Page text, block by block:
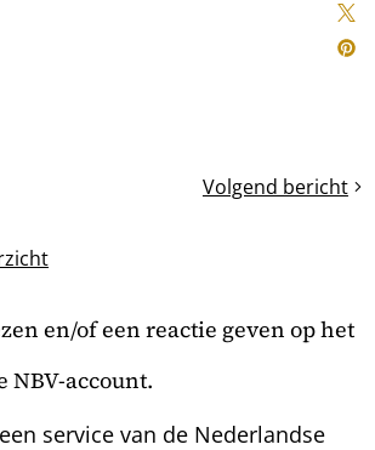
X
Volgend bericht
Controle
en/of een reactie geven op het
NBV-account.
service van de Nederlandse